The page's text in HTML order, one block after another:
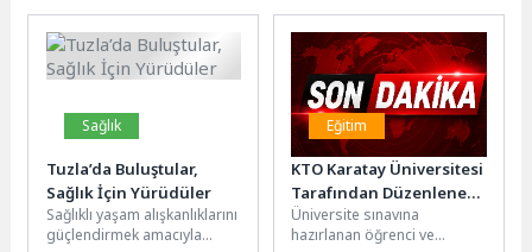
Kartepe Kent Çarşısı’nda
düzenlenen çocuk şenliği,
yoğun...
ekosistemindeki rolünü
güçlendirecek önemli bir iş
birliğine imza...
Sağlık
Tuzla’da Buluştular,
Sağlık İçin Yürüdüler
Sağlıklı yaşam alışkanlıklarını
güçlendirmek amacıyla
Eğitim
KTO Karatay Üniversitesi
Tarafından Düzenlenen
YKS Kamp Programına
Sayılı Günler Kaldı
Üniversite sınavına
hazırlanan öğrenci ve